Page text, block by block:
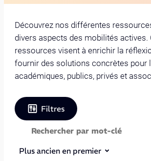
Découvrez nos différentes
divers aspects des mobilités actives.
ressources visent à enrichir la
fournir des solutions concrètes pour
académiques, publics, privés et
Filtres
Plus ancien en premier